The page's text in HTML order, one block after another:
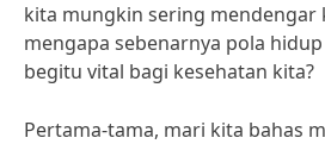
kita mungkin sering mendengar
mengapa sebenarnya pola
begitu vital bagi kesehatan kita?
Pertama-tama, mari kita bahas